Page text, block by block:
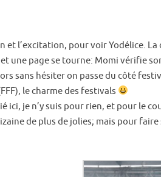
l’excitation, pour voir Yodélice.
et une page se tourne: Momi vérifie
sans hésiter on passe du côté
le charme des festivals
je n’y suis pour rien, et pour le
de plus de jolies; mais pour